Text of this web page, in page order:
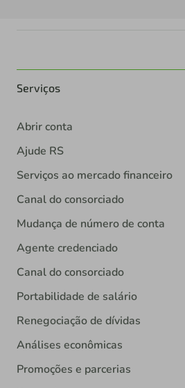
Serviços
Abrir conta
Ajude RS
Serviços ao mercado financeiro
Canal do consorciado
Mudança de número de conta
Agente credenciado
Canal do consorciado
Portabilidade de salário
Renegociação de dívidas
Análises econômicas
Promoções e parcerias